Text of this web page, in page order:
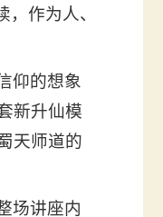
作为人、
仰的想象
新升仙模
天师道的
场讲座内